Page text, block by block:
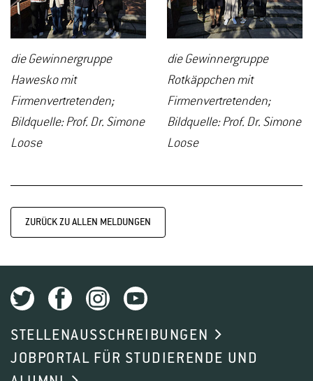
die Gewinnergruppe
Hawesko mit
Firmenvertretenden;
Bildquelle: Prof. Dr. Simone
Loose
die Gewinnergruppe
Rotkäppchen mit
Firmenvertretenden;
Bildquelle: Prof. Dr. Simone
Loose
ZURÜCK ZU ALLEN MELDUNGEN
STELLENAUSSCHREIBUNGEN
JOBPORTAL FÜR STUDIERENDE UND